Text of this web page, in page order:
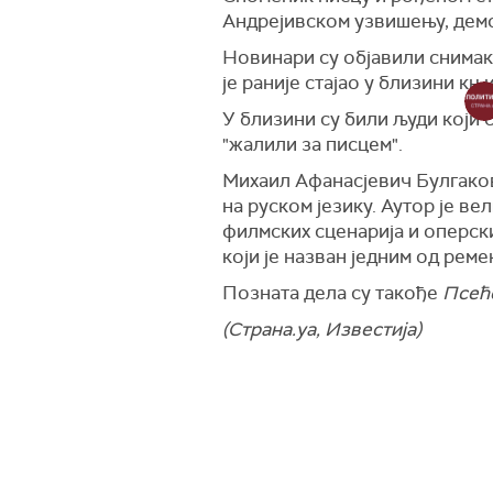
"Ако лично не дођете на
бори за своје постојање.
своје постојање – не руско,
историје које добро знате:
Можете да зауставите свој
Председник Украјине
партнера у процес, посебно
Зеленски је одвојено
за све", а такође инсистира
Како је објавиоУкринформ,
бојном пољу и да то отвара
(Укринформ)
(РИА Новости)
Андрејивском узвишењу,
Новинари су објавили
је раније стајао у близини
У близини су били људи који
"жалили за писцем".
Михаил Афанасјевич
на руском језику. Аутор је
филмских сценарија и
који је назван једним од
Позната дела су такође
(Страна.уа, Известија)